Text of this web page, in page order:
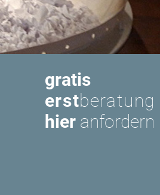
gratis
erstberatung
hier anfordern